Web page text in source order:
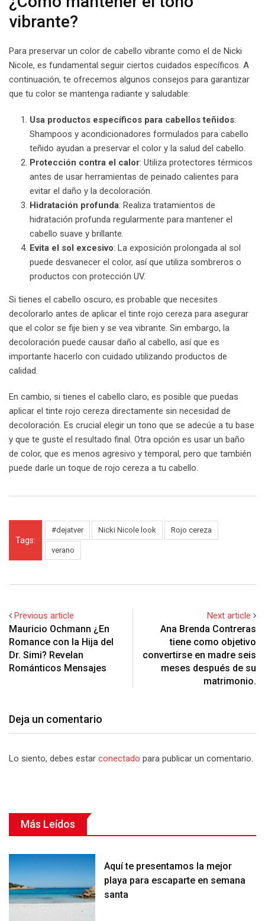
vibrante?
Para preservar un color de cabello vibrante como el de Nicki
Nicole, es fundamental seguir ciertos cuidados específicos. A
continuación, te ofrecemos algunos consejos para garantizar
que tu color se mantenga radiante y saludable:
Usa productos específicos para cabellos teñidos:
Shampoos y acondicionadores formulados para cabello
teñido ayudan a preservar el color y la salud del cabello.
Protección contra el calor: Utiliza protectores térmicos
antes de usar herramientas de peinado calientes para
evitar el daño y la decoloración.
Hidratación profunda: Realiza tratamientos de
hidratación profunda regularmente para mantener el
cabello suave y brillante.
Evita el sol excesivo: La exposición prolongada al sol
puede desvanecer el color, así que utiliza sombreros o
productos con protección UV.
Si tienes el cabello oscuro, es probable que necesites
decolorarlo antes de aplicar el tinte rojo cereza para asegurar
que el color se fije bien y se vea vibrante. Sin embargo, la
decoloración puede causar daño al cabello, así que es
importante hacerlo con cuidado utilizando productos de
calidad.
En cambio, si tienes el cabello claro, es posible que puedas
aplicar el tinte rojo cereza directamente sin necesidad de
decoloración. Es crucial elegir un tono que se adecúe a tu base
y que te guste el resultado final. Otra opción es usar un baño
de color, que es menos agresivo y temporal, pero que también
puede darle un toque de rojo cereza a tu cabello.
Tags:
#dejatver Nicki Nicole look Rojo cereza
verano
Previous article
Mauricio Ochmann ¿En
Romance con la Hija del
Dr. Simi? Revelan
Románticos Mensajes
Next article
Ana Brenda Contreras
tiene como objetivo
convertirse en madre seis
meses después de su
matrimonio.
Deja un comentario
Lo siento, debes estar conectado para publicar un comentario.
Más Leídos
Aquí te presentamos la mejor
playa para escaparte en semana
santa